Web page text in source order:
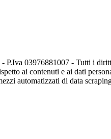
P.Iva 03976881007 - Tutti i
ai contenuti e ai dati
automatizzati di data